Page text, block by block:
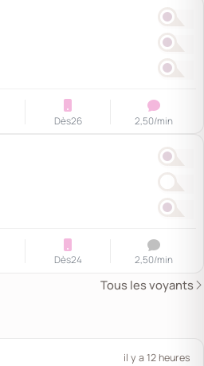
Dès26 2,50/min
Dès24 2,50/min
Tous les voyants
il y a 12 heures